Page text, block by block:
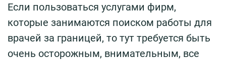
Если пользоваться услугами фирм,
которые занимаются поиском работы для
врачей за границей, то тут требуется быть
очень осторожным, внимательным, все